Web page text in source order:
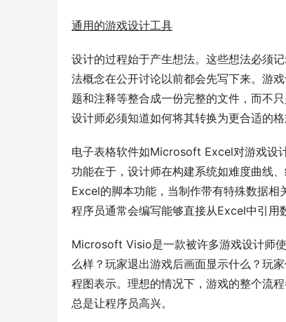
通用的游戏设计工具
设计的过程始于产生想法。这些想法必须
法概念在公开讨论以前都会先写下来。游
题和注释等整合成一份完整的文件，而不
设计师必须知道如何将其转换为更合适的
电子表格软件如Microsoft Excel对游戏设
功能在于，设计师在构建系统如难度曲线
Excel的脚本功能，当制作带有特殊数据
程序员通常会编写能够直接从Excel中引用
Microsoft Visio是一款被许多游戏设计师
么样？玩家退出游戏后画面显示什么？玩
程图表示。理想的情况下，游戏的整个流
总是让程序员高兴。